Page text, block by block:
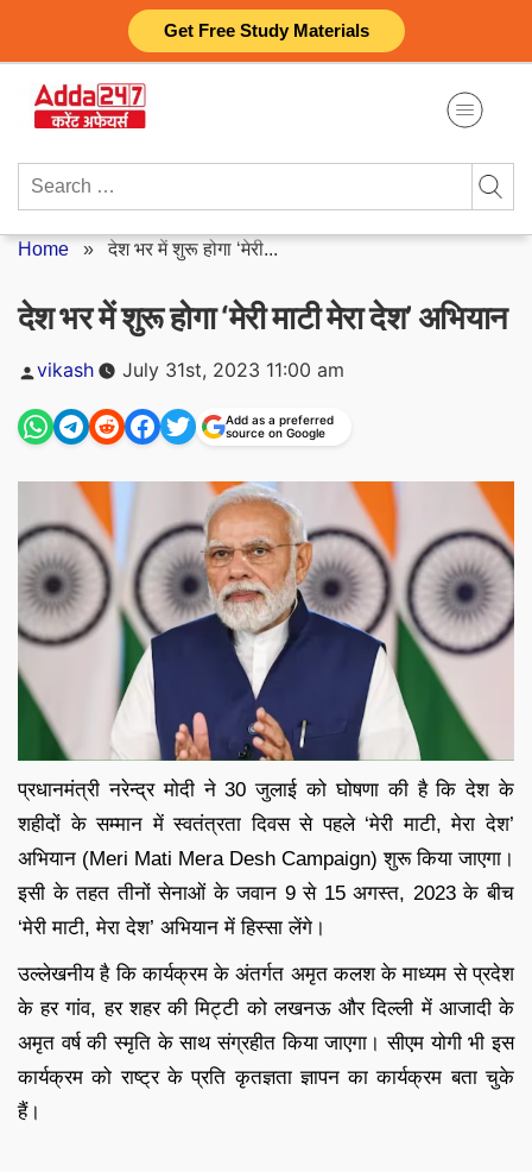
Get Free Study Materials
content
Search
Home »देश भर में शुरू होगा ‘मेरी...
देश भर में शुरू होगा ‘मेरी माटी मेरा देश’ अभियान
Posted
vikash July 31st, 2023 11:00 am
Add as a preferred
source on Google
प्रधानमंत्री नरेन्द्र मोदी ने 30 जुलाई को घोषणा की है कि देश के
शहीदों के सम्मान में स्वतंत्रता दिवस से पहले ‘मेरी माटी, मेरा देश’
अभियान (Meri Mati Mera Desh Campaign) शुरू किया जाएगा।
इसी के तहत तीनों सेनाओं के जवान 9 से 15 अगस्त, 2023 के बीच
‘मेरी माटी, मेरा देश’ अभियान में हिस्सा लेंगे।
उल्लेखनीय है कि कार्यक्रम के अंतर्गत अमृत कलश के माध्यम से प्रदेश
के हर गांव, हर शहर की मिट्टी को लखनऊ और दिल्ली में आजादी के
अमृत वर्ष की स्मृति के साथ संग्रहीत किया जाएगा। सीएम योगी भी इस
कार्यक्रम को राष्ट्र के प्रति कृतज्ञता ज्ञापन का कार्यक्रम बता चुके
हैं।